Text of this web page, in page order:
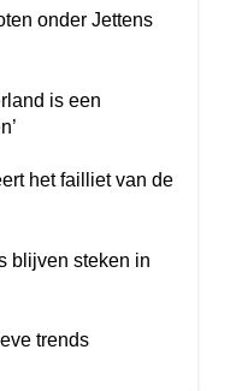
onder Jettens
is een
het failliet van de
blijven steken in
trends